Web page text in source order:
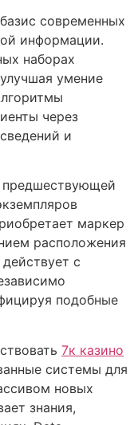
современных
информации.
наборах
умение
через
и
предшествующей
маркер
расположения
с
подобные
7к казино
системы для
новых
знания,